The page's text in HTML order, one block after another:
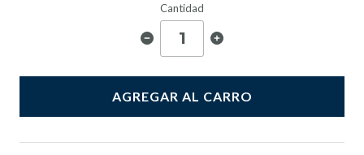
Cantidad
AGREGAR AL CARRO